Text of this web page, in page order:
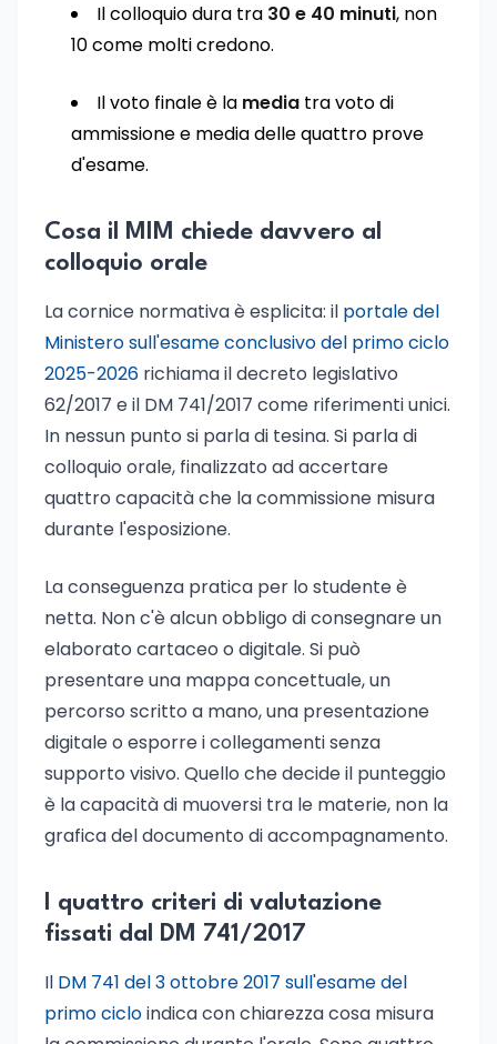
Il colloquio dura tra 30 e 40 minuti, non
10 come molti credono.
Il voto finale è la media tra voto di
ammissione e media delle quattro prove
d'esame.
Cosa il MIM chiede davvero al
colloquio orale
La cornice normativa è esplicita: il portale del
Ministero sull'esame conclusivo del primo ciclo
2025-2026 richiama il decreto legislativo
62/2017 e il DM 741/2017 come riferimenti unici.
In nessun punto si parla di tesina. Si parla di
colloquio orale, finalizzato ad accertare
quattro capacità che la commissione misura
durante l'esposizione.
La conseguenza pratica per lo studente è
netta. Non c'è alcun obbligo di consegnare un
elaborato cartaceo o digitale. Si può
presentare una mappa concettuale, un
percorso scritto a mano, una presentazione
digitale o esporre i collegamenti senza
supporto visivo. Quello che decide il punteggio
è la capacità di muoversi tra le materie, non la
grafica del documento di accompagnamento.
I quattro criteri di valutazione
fissati dal DM 741/2017
Il DM 741 del 3 ottobre 2017 sull'esame del
primo cicloindica con chiarezza cosa misura